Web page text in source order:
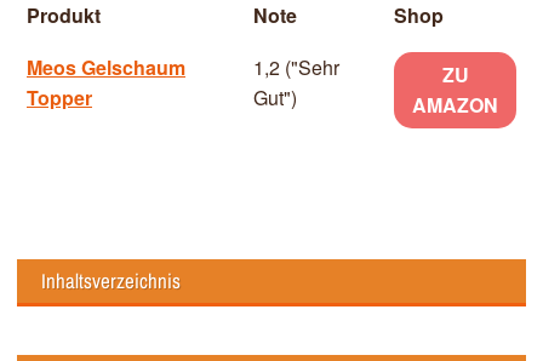
Produkt Note
Shop
Meos Gelschaum
Topper
1,2 ("Sehr
Gut")
ZU
AMAZON
Inhaltsverzeichnis